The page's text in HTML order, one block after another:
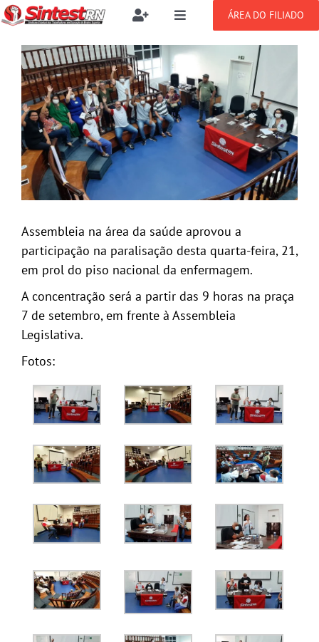
Ir
para
conteúdo
Toggle
Buscar
resultados
para:
Filie-se
Benefícios
Setor jurídico
Toggle
SOBRE
NOTÍCIAS
PUBLICAÇÕES
CONGRESSOS
GREVE
DOCUMENTOS
GALERIA
ÁREA DO FILIADO
View
Larger
Image
Assembleia na área da saúde aprovou a
participação na paralisação desta quarta-feira, 21,
em prol do piso nacional da enfermagem.
A concentração será a partir das 9 horas na praça
7 de setembro, em frente à Assembleia
Legislativa.
Fotos: